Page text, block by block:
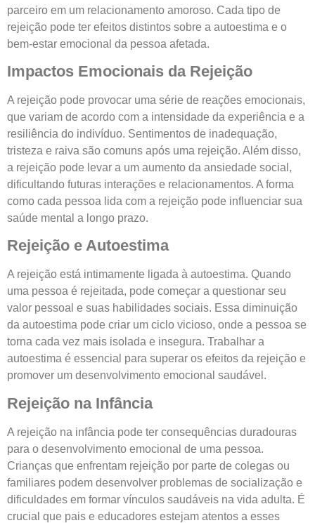
parceiro em um relacionamento amoroso. Cada tipo de
rejeição pode ter efeitos distintos sobre a autoestima e o
bem-estar emocional da pessoa afetada.
Impactos Emocionais da Rejeição
A rejeição pode provocar uma série de reações emocionais,
que variam de acordo com a intensidade da experiência e a
resiliência do indivíduo. Sentimentos de inadequação,
tristeza e raiva são comuns após uma rejeição. Além disso,
a rejeição pode levar a um aumento da ansiedade social,
dificultando futuras interações e relacionamentos. A forma
como cada pessoa lida com a rejeição pode influenciar sua
saúde mental a longo prazo.
Rejeição e Autoestima
A rejeição está intimamente ligada à autoestima. Quando
uma pessoa é rejeitada, pode começar a questionar seu
valor pessoal e suas habilidades sociais. Essa diminuição
da autoestima pode criar um ciclo vicioso, onde a pessoa se
torna cada vez mais isolada e insegura. Trabalhar a
autoestima é essencial para superar os efeitos da rejeição e
promover um desenvolvimento emocional saudável.
Rejeição na Infância
A rejeição na infância pode ter consequências duradouras
para o desenvolvimento emocional de uma pessoa.
Crianças que enfrentam rejeição por parte de colegas ou
familiares podem desenvolver problemas de socialização e
dificuldades em formar vínculos saudáveis na vida adulta. É
crucial que pais e educadores estejam atentos a esses